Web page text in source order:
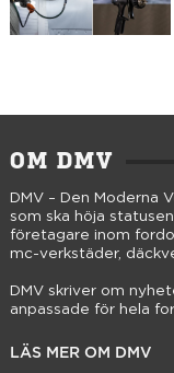
OM DMV
DMV – Den Moderna
som ska höja
företagare inom
mc-verkstäder,
DMV skriver om
anpassade för hela
LÄS MER OM DMV